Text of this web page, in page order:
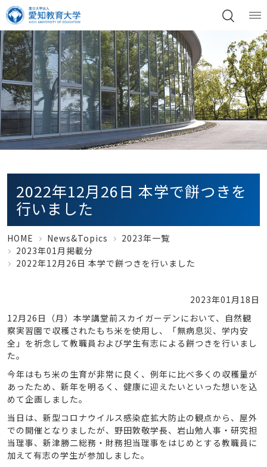
2022年12月26日 本学で餅つきを
行いました
HOME News&Topics
2023年一覧
2023年01月掲載分
2022年12月26日 本学で餅つきを行いました
2023年01月18日
12月26日（月）本学講堂前スカイガーデンにおいて、自然観
察実習園で収穫されたもち米を使用し、「無病息災、学内安
全」を祈念して教職員および学生有志による餅つきを行いまし
た。
今年はもち米の生育が非常に良く、例年に比べ多くの収穫量が
あったため、新年を明るく、健康に迎えたいといった想いを込
めて企画しました。
当日は、新型コロナウイルス感染症拡大防止の観点から、屋外
での開催となりましたが、野田敦敬学長、岩山勉人事・研究担
当理事、新津勝二総務・財務担当理事をはじめとする教職員に
加えて有志の学生が参加しました。